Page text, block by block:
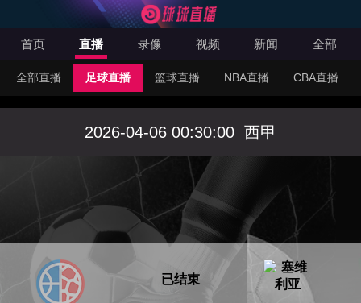
首页 直播 录像 视频 新闻 全部
全部直播 足球直播 篮球直播 NBA直播 CBA直播
2026-04-06 00:30:00 西甲
已结束